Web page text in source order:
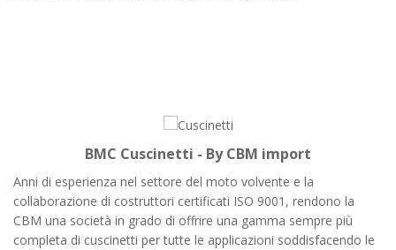
BMC Cuscinetti - By CBM import
Anni di esperienza nel settore del moto volvente e la
collaborazione di costruttori certificati ISO 9001, rendono la
CBM una società in grado di offrire una gamma sempre più
completa di cuscinetti per tutte le applicazioni soddisfacendo le